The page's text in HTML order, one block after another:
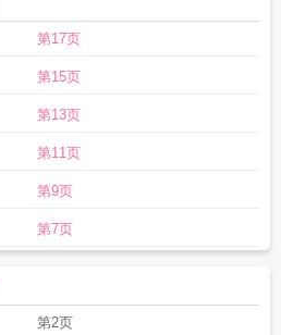
赵薇同班同学
班同学倪大红同班同学
孟子义同班同学
班同学同班同学谈恋爱会长久吗
用日语怎么说
怎么写 同班同学的日语
日语怎么说秦海璐中戏同班同学同班同学
用英语怎么讲
游戏桃子移植怎么去同学家里同班同学英文
班同学的英文
第17页
第15页
第13页
第11页
第9页
第7页
第2页